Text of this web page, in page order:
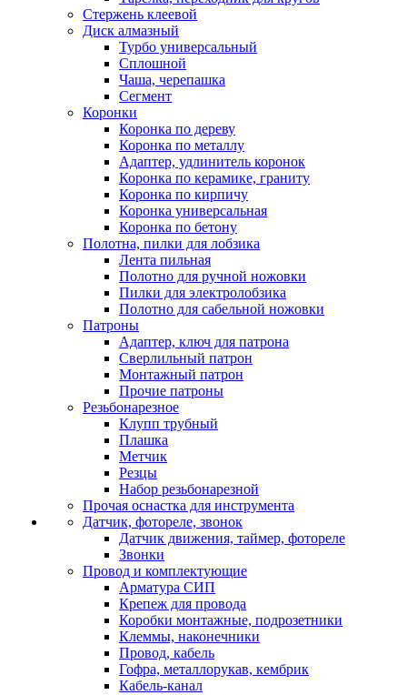
Стержень клеевой
Диск алмазный
Турбо универсальный
Сплошной
Чаша, черепашка
Сегмент
Коронки
Коронка по дереву
Коронка по металлу
Адаптер, удлинитель коронок
Коронка по керамике, граниту
Коронка по кирпичу
Коронка универсальная
Коронка по бетону
Полотна, пилки для лобзика
Лента пильная
Полотно для ручной ножовки
Пилки для электролобзика
Полотно для сабельной ножовки
Патроны
Адаптер, ключ для патрона
Сверлильный патрон
Монтажный патрон
Прочие патроны
Резьбонарезное
Клупп трубный
Плашка
Метчик
Резцы
Набор резьбонарезной
Прочая оснастка для инструмента
Датчик, фотореле, звонок
Датчик движения, таймер, фотореле
Звонки
Провод и комплектующие
Арматура СИП
Крепеж для провода
Коробки монтажные, подрозетники
Клеммы, наконечники
Провод, кабель
Гофра, металлорукав, кембрик
Кабель-канал